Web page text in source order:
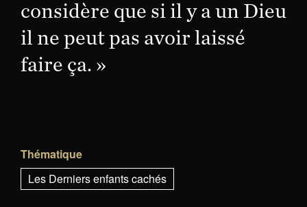
considère que si il y a un Dieu
il ne peut pas avoir laissé
faire ça. »
Thématique
Les Derniers enfants cachés